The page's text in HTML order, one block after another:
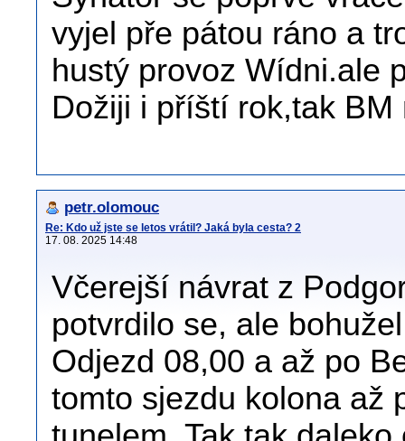
vyjel pře pátou ráno a
hustý provoz Wídni.ale
Dožiji i příští rok,tak
petr.olomouc
Re: Kdo už jste se letos vrátil? Jaká byla cesta? 2
17. 08. 2025 14:48
Včerejší návrat z
potvrdilo se, ale
Odjezd 08,00 a až po
tomto sjezdu kolona až